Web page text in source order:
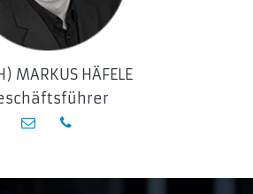
MARKUS HÄFELE